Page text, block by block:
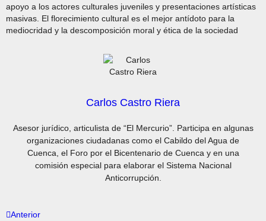
apoyo a los actores culturales juveniles y presentaciones artísticas
masivas. El florecimiento cultural es el mejor antídoto para la
mediocridad y la descomposición moral y ética de la sociedad
Carlos Castro Riera
Asesor jurídico, articulista de “El Mercurio”. Participa en algunas
organizaciones ciudadanas como el Cabildo del Agua de
Cuenca, el Foro por el Bicentenario de Cuenca y en una
comisión especial para elaborar el Sistema Nacional
Anticorrupción.
Anterior